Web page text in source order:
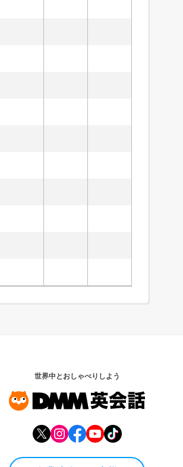
世界中とおしゃべりしよう